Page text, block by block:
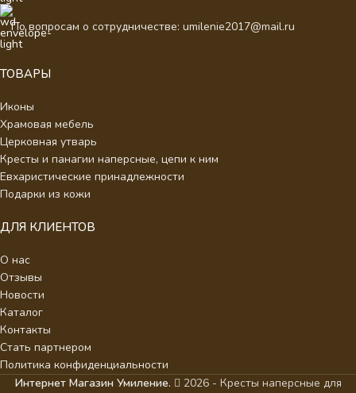
По вопросам о сотрудничестве: umilenie2017@mail.ru
ТОВАРЫ
Иконы
Храмовая мебель
Церковная утварь
Кресты и панагии наперсные, цепи к ним
Евхаристические принадлежности
Подарки из кожи
ДЛЯ КЛИЕНТОВ
О нас
Отзывы
Новости
Каталог
Контакты
Стать партнером
Политика конфиденциальности
Интернет Магазин Умиление.
2026 - Кресты наперсные для